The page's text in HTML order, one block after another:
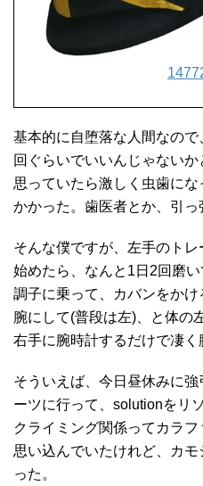
基本的に自堕落な人間なの
回ぐらいでいいんじゃないか
思っていたら激しく虫歯に
かかった。歯医者とか、引っ
そんな僕ですが、左手のト
始めたら、なんと1日2回磨い
調子に乗って、カバンをか
腕にして(普段は左)、と体の
右手に腕時計するだけで凄く
そういえば、今日昼休みに
ーツに行って、solutionをリ
クライミング関係ってカラ
思い込んでいたけれど、カ
った。